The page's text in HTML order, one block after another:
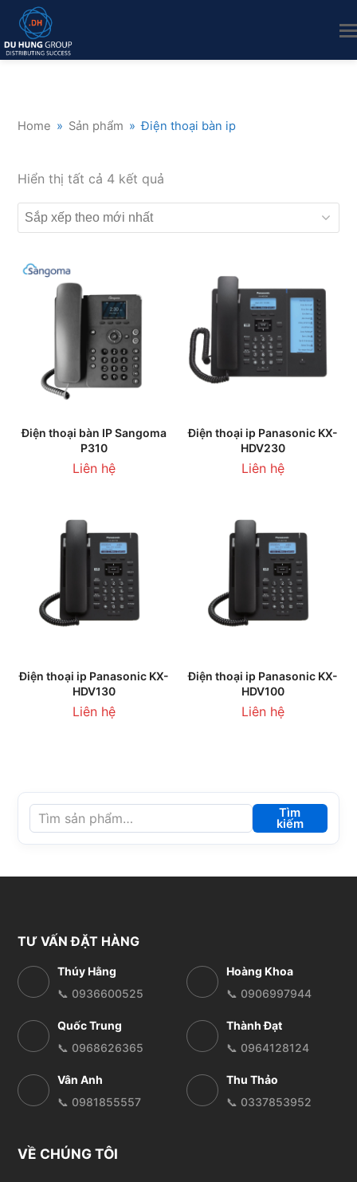
Home » Sản phẩm » Điện thoại bàn ip
Hiển thị tất cả 4 kết quả
sắp
xếp
Điện thoại bàn IP Sangoma
P310
Liên hệ
Điện thoại ip Panasonic KX-
HDV230
Liên hệ
Điện thoại ip Panasonic KX-
HDV130
Liên hệ
Điện thoại ip Panasonic KX-
HDV100
Liên hệ
Tìm
kiếm
TƯ VẤN ĐẶT HÀNG
Thúy Hằng
📞 0936600525
Hoàng Khoa
📞 0906997944
Quốc Trung
📞 0968626365
Thành Đạt
📞 0964128124
Vân Anh
📞 0981855557
Thu Thảo
📞 0337853952
VỀ CHÚNG TÔI